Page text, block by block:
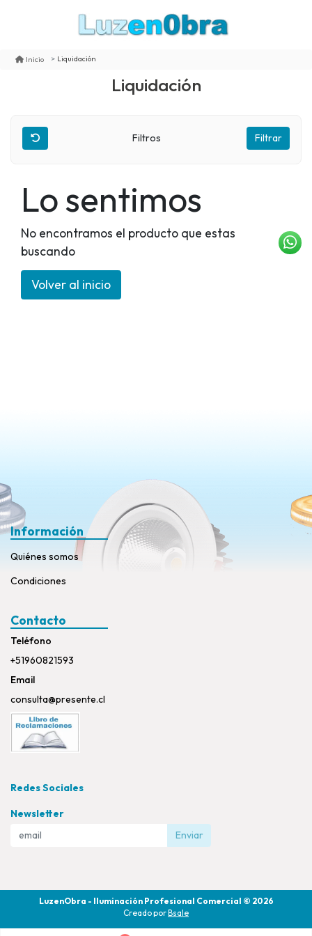
Inicio Liquidación
Liquidación
Filtros Filtrar
Lo sentimos
No encontramos el producto que estas
buscando
Volver al inicio
Información
Quiénes somos
Condiciones
Contacto
Teléfono
+51960821593
Email
consulta@presente.cl
Redes Sociales
Newsletter
Enviar
LuzenObra - Iluminación Profesional Comercial © 2026
Creado porBsale